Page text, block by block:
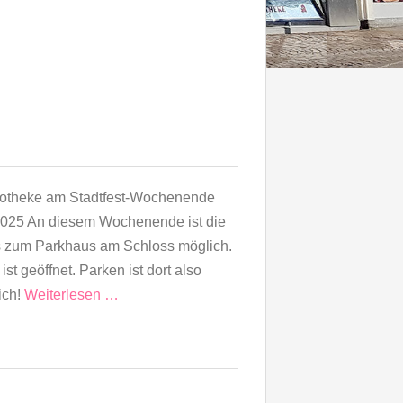
am Stadtfest-Wochenende
An diesem Wochenende ist die
zum Parkhaus am Schloss möglich.
geöffnet. Parken ist dort also
Weiterlesen …